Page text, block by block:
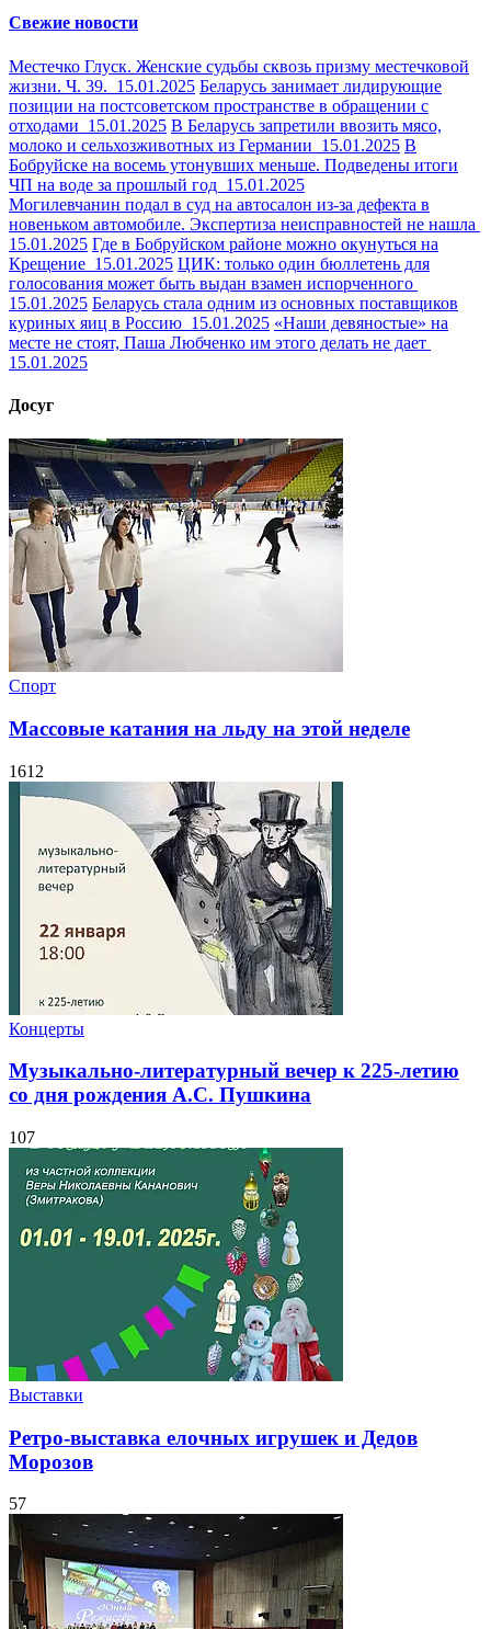
Свежие новости
Местечко Глуск. Женские судьбы сквозь призму местечковой
жизни. Ч. 39. 15.01.2025 Беларусь занимает лидирующие
позиции на постсоветском пространстве в обращении с
отходами 15.01.2025 В Беларусь запретили ввозить мясо,
молоко и сельхозживотных из Германии 15.01.2025 В
Бобруйске на восемь утонувших меньше. Подведены итоги
ЧП на воде за прошлый год 15.01.2025
Могилевчанин подал в суд на автосалон из-за дефекта в
новеньком автомобиле. Экспертиза неисправностей не нашла
15.01.2025 Где в Бобруйском районе можно окунуться на
Крещение 15.01.2025 ЦИК: только один бюллетень для
голосования может быть выдан взамен испорченного
15.01.2025 Беларусь стала одним из основных поставщиков
куриных яиц в Россию 15.01.2025 «Наши девяностые» на
месте не стоят, Паша Любченко им этого делать не дает
15.01.2025
Досуг
Спорт
Массовые катания на льду на этой неделе
1612
Концерты
Музыкально-литературный вечер к 225-летию
со дня рождения А.С. Пушкина
107
Выставки
Ретро-выставка елочных игрушек и Дедов
Морозов
57